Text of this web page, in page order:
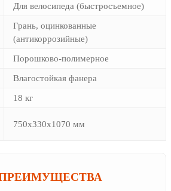
Для велосипеда (быстросъемное)
Грань, оцинкованные
(антикоррозийные)
Порошково-полимерное
Влагостойкая фанера
18 кг
750х330х1070 мм